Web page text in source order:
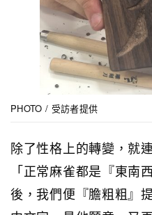
PHOTO / 受訪者提供
除了性格上的轉變，就
「正常麻雀都是『東南
後，我們便『膽粗粗』